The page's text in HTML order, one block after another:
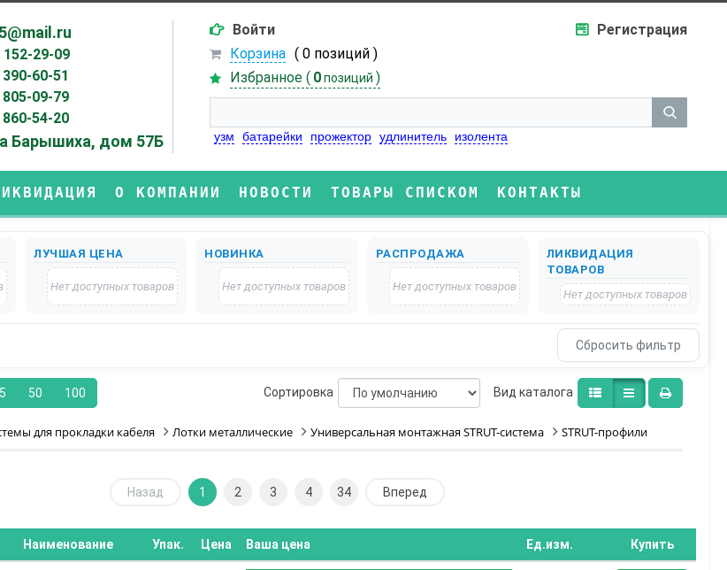
29-09
60-51
09-79
54-20
Барышиха, дом 57Б
Войти
Регистрация
Корзина ( 0 позиций )
Избранное ( 0 позиций )
узм батарейки прожектор удлинитель изолента
О КОМПАНИИ НОВОСТИ ТОВАРЫ СПИСКОМ КОНТАКТЫ
ЛУЧШАЯ ЦЕНА
Нет доступных товаров
НОВИНКА
Нет доступных товаров
РАСПРОДАЖА
Нет доступных товаров
ЛИКВИДАЦИЯ
ТОВАРОВ
Нет доступных товаров
50 100 Bид каталога
Сортировка
для прокладки кабеля Лотки металлические Универсальная монтажная STRUT-система STRUT-профили
Назад 1 2 3 4 34 Вперед
Наименование Упак. Цена Ваша цена Ед.изм. Купить